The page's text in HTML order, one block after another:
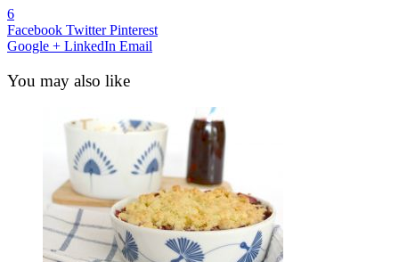
6
Facebook Twitter Pinterest
Google + LinkedIn Email
You may also like